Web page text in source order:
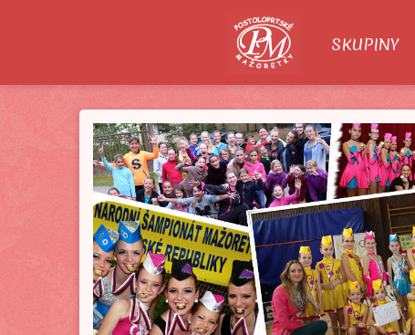
O NÁS SKUPINY